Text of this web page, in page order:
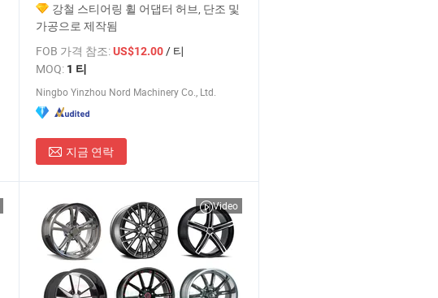
강철 스티어링 휠 어댑터 허브, 단조 및
가공으로 제작됨
FOB 가격 참조:US$12.00/ 티
MOQ: 1 티
Ningbo Yinzhou Nord Machinery Co., Ltd.
지금 연락
Video